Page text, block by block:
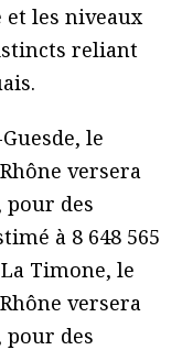
et les niveaux
reliant
le
versera
pour des
à 8 648 565
Timone, le
versera
pour des